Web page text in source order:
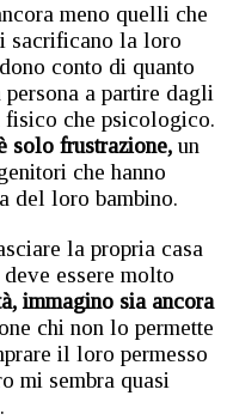
meno quelli che
sacrificano la loro
conto di quanto
a partire dagli
che psicologico.
solo frustrazione,un
che hanno
del loro bambino.
la propria casa
essere molto
immagino sia ancora
chi non lo permette
il loro permesso
mi sembra quasi